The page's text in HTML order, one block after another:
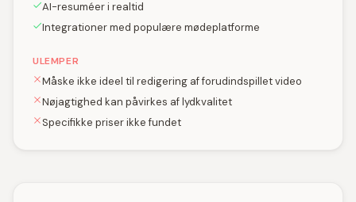
AI-resuméer i realtid
Integrationer med populære mødeplatforme
ULEMPER
Måske ikke ideel til redigering af forudindspillet video
Nøjagtighed kan påvirkes af lydkvalitet
Specifikke priser ikke fundet